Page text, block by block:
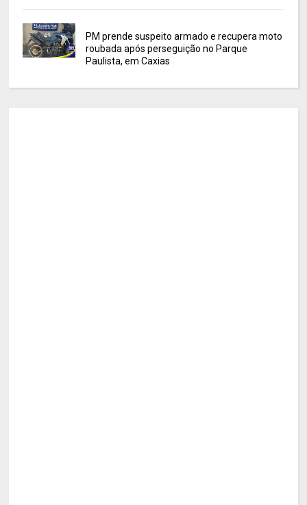
PM prende suspeito armado e recupera moto
roubada após perseguição no Parque
Paulista, em Caxias